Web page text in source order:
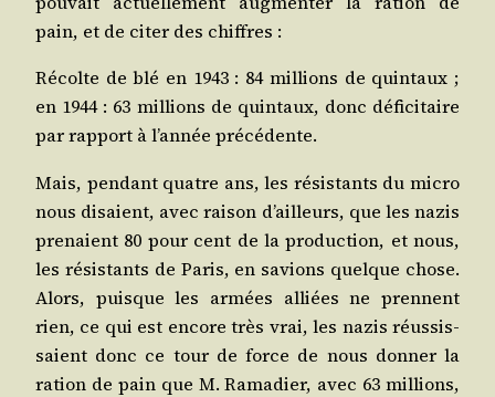
pain, et de citer des chiffres :
Récolte de blé en 1943 : 84 mil­lions de quin­taux ;
en 1944 : 63 mil­lions de quin­taux, donc défi­ci­taire
par rap­port à l’an­née précédente.
Mais, pen­dant quatre ans, les résis­tants du micro
nous disaient, avec rai­son d’ailleurs, que les nazis
pre­naient 80 pour cent de la pro­duc­tion, et nous,
les résis­tants de Paris, en savions quelque chose.
Alors, puisque les armées alliées ne prennent
rien, ce qui est encore très vrai, les nazis réus­sis­
saient donc ce tour de force de nous don­ner la
ration de pain que M. Rama­dier, avec 63 mil­lions,